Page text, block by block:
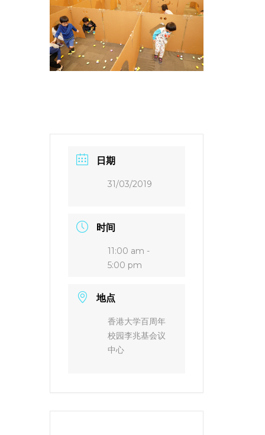
日期
31/03/2019
时间
11:00 am -
5:00 pm
地点
香港大学百周年
校园李兆基会议
中心